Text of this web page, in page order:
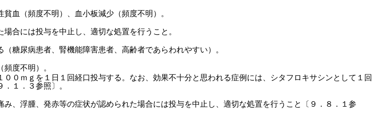
血（頻度不明）、血小板減少（頻度不明）。
合には投与を中止し、適切な処置を行うこと。
糖尿病患者、腎機能障害患者、高齢者であらわれやすい）。
度不明）。
１．３参照〕。
、浮腫、発赤等の症状が認められた場合には投与を中止し、適切な処置を行うこと〔９．８．１参
０ｍｇを１日１回経口投与する。なお、効果不十分と思われる症例には、シタフロキサシンとして１回